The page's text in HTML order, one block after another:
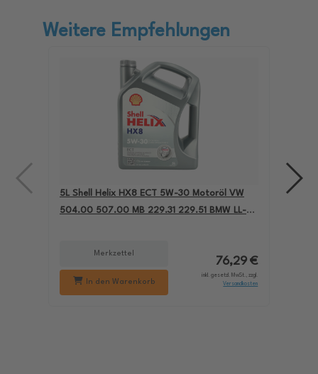
Weitere Empfehlungen
5L Shell Helix HX8 ECT 5W-30 Motoröl VW
504.00 507.00 MB 229.31 229.51 BMW LL-04
Merkzettel
In den Warenkorb
76,29 €
inkl. gesetzl. MwSt., zzgl.
Versandkosten